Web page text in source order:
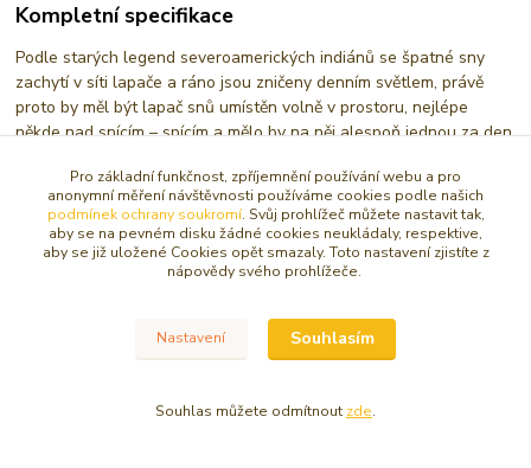
Kompletní specifikace
Podle starých legend severoamerických indiánů se špatné sny
zachytí v síti lapače a ráno jsou zničeny denním světlem, právě
proto by měl být lapač snů umístěn volně v prostoru, nejlépe
někde nad snícím – spícím a mělo by na něj alespoň jednou za den
Lapač snů v sytě tyrkysové barvě
Rozměry: Průměr 11 cm, celková výška celého závěsu ca. 55 cm
Zboží zařazeno v kategoriích
Pro základní funkčnost, zpříjemnění používání webu a pro
anonymní měření návštěvnosti používáme cookies podle našich
podmínek ochrany soukromí. Svůj prohlížeč můžete nastavit tak,
aby se na pevném disku žádné cookies neukládaly, respektive,
aby se již uložené Cookies opět smazaly. Toto nastavení zjistíte z
nápovědy svého prohlížeče.
Nastavení Souhlasím
Souhlas můžete odmítnout zde.